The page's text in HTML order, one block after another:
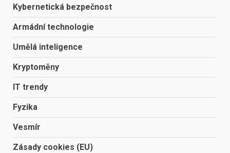
Kybernetická bezpečnost
Armádní technologie
Umělá inteligence
Kryptoměny
IT trendy
Fyzika
Vesmír
Zásady cookies (EU)